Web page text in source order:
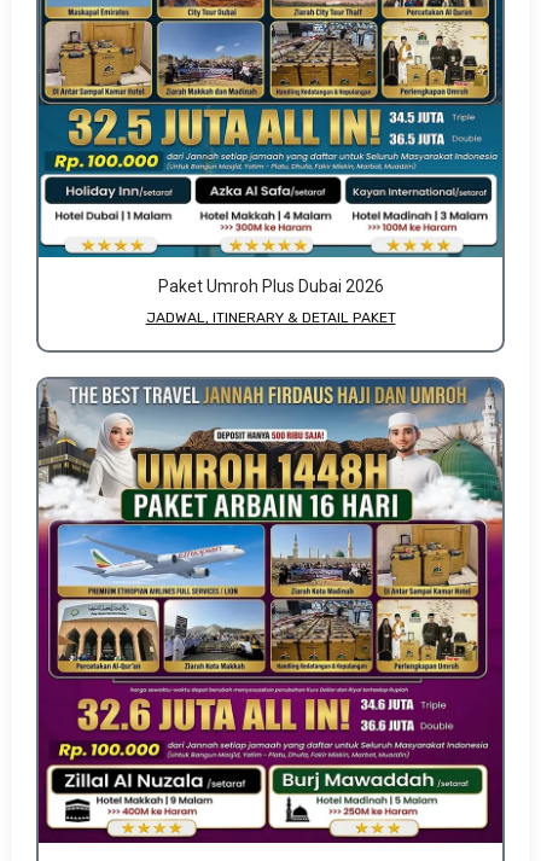
Paket Umroh Plus Dubai 2026
JADWAL, ITINERARY & DETAIL PAKET